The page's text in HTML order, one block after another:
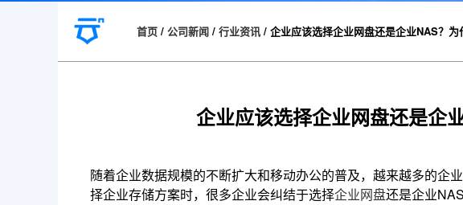
首页 / 公司新闻 / 行业资讯 / 企业应该选择企业网盘还是企业NAS？为
企业应该选择企业网盘还是企
随着企业数据规模的不断扩大和移动办公的普及，越来越多的企
择企业存储方案时，很多企业会纠结于选择企业网盘还是企业NAS